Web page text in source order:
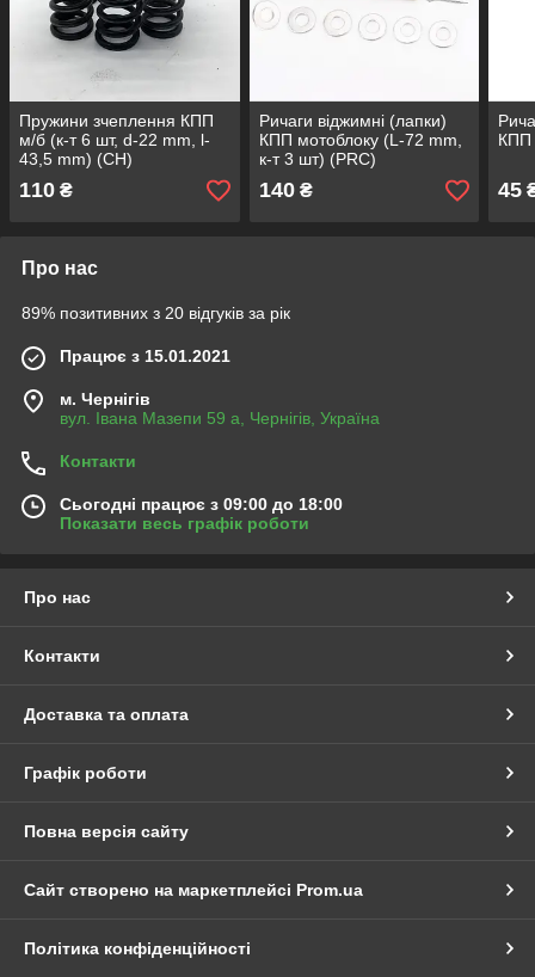
Пружини зчеплення КПП
м/б (к-т 6 шт, d-22 mm, l-
43,5 mm) (CH)
110 ₴
Ричаги віджимні (лапки)
КПП мотоблоку (L-72 mm,
к-т 3 шт) (PRC)
140₴
КПП
45
Про нас
89% позитивних з 20 відгуків за рік
Працює з 15.01.2021
м. Чернігів
вул. Івана Мазепи 59 а, Чернігів, Україна
Контакти
Сьогодні працює з 09:00 до 18:00
Показати весь графік роботи
Про нас
Контакти
Доставка та оплата
Графік роботи
Повна версія сайту
Сайт створено на маркетплейсі Prom.ua
Політика конфіденційності